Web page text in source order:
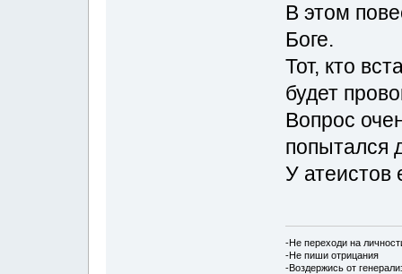
В этом
Боге.
Тот, кто
будет
Вопрос
попытался
У атеистов
-Не переходи на
-Не пиши отрицания
-Воздержись от